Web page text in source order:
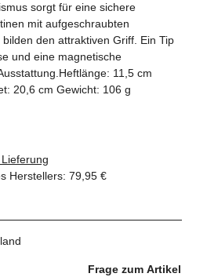
sorgt für eine sichere
mit aufgeschraubten
den attraktiven Griff. Ein Tip
und eine magnetische
11,5 cm
20,6 cm Gewicht: 106 g
Herstellers: 79,95 €
Frage zum Artikel